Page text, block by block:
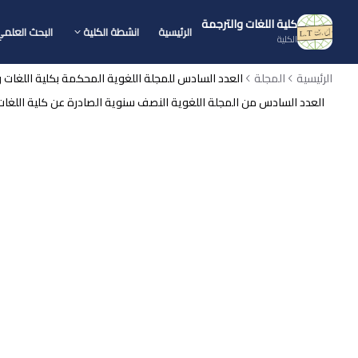
كلية اللغات والترجمة
الكلية الرئيسية انشطة الكلية البحث
الرئيسية المجلة العدد السادس للمجلة اللغوية المحكمة بكلية اللغات
العدد السادس من المجلة اللغوية النصف سنوية الصادرة عن كلية اللغات